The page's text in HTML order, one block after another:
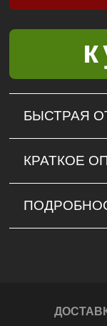
БЫСТРАЯ
КРАТКОЕ